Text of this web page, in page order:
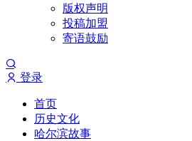
版权声明
投稿加盟
寄语鼓励
登录
首页
历史文化
哈尔滨故事